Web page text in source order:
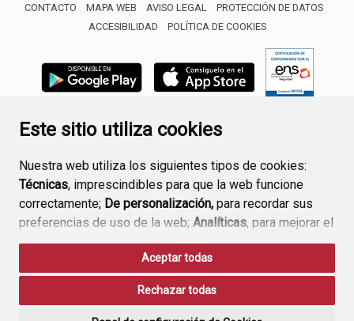
Este sitio utiliza cookies
Nuestra web utiliza los siguientes tipos de cookies:
Técnicas, imprescindibles para que la web funcione
correctamente; De personalización, para recordar sus
preferencias de uso de la web; Analíticas, para mejorar el
funcionamiento de la web y sus servicios.
Si acepta pulsando el botón“Aceptar todas”
consideramos que acepta su uso. Si pulsa el botón
Aceptar todas
Rechazar todas
CONTACTO MAPA WEB AVISO LEGAL
PROTECCIÓN DE DATOS
ACCESIBILIDAD
POLÍTICA DE COOKIES